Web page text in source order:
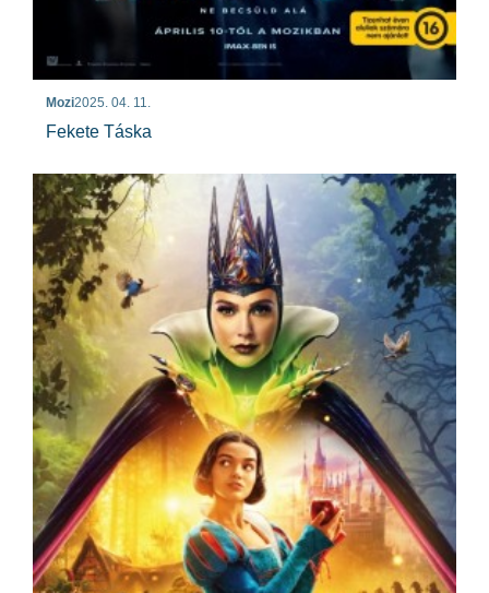
Mozi2025. 04. 11.
Fekete Táska